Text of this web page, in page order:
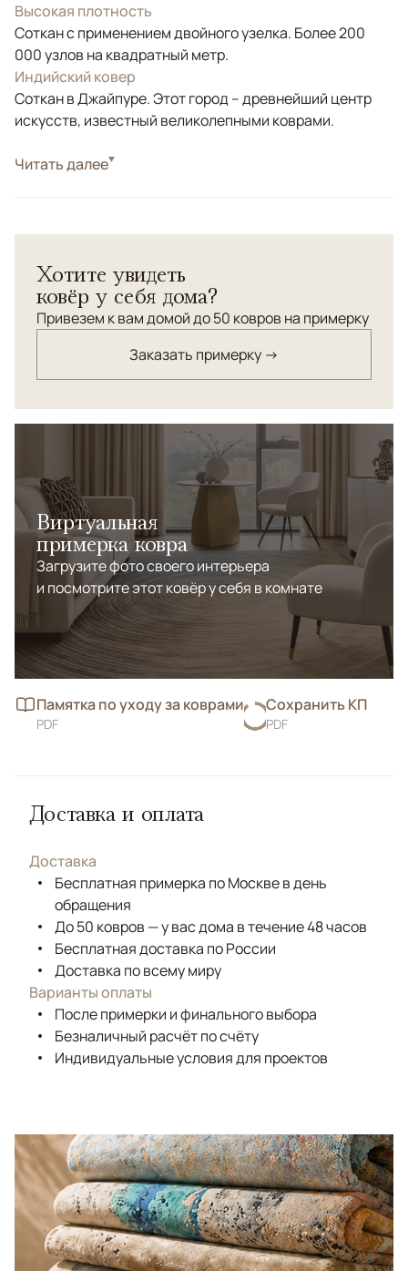
Высокая плотность
Соткан с применением двойного узелка. Более 200
000 узлов на квадратный метр.
Индийский ковер
Соткан в Джайпуре. Этот город – древнейший центр
искусств, известный великолепными коврами.
СтильСовременные
бамбукового шелка воплощает современное
искусство в текстильной форме. Абстрактный рисунок
напоминает экспрессивные мазки кисти или
композицию с глубокими эмоциональными оттенками.
Читать далее
Хотите увидеть
ковёр у себя дома?
Привезем к вам домой до 50 ковров на примерку
Заказать примерку →
Виртуальная
примерка ковра
Загрузите фото своего интерьера
и посмотрите этот ковёр у себя в комнате
Памятка по уходу за коврами
PDF
Сохранить КП
PDF
Доставка и оплата
Доставка
Бесплатная примерка по Москве в день
обращения
До 50 ковров — у вас дома в течение 48 часов
Бесплатная доставка по России
Доставка по всему миру
Варианты оплаты
После примерки и финального выбора
Безналичный расчёт по счёту
Индивидуальные условия для проектов